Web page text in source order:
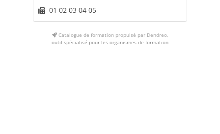
01 02 03 04 05
Catalogue de formation propulsé par Dendreo,
outil spécialisé pour les organismes de formation